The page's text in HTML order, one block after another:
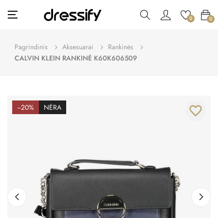
Toggle
navigation
☰ 0 0
Pagrindinis Aksesuarai
Rankinės
CALVIN KLEIN RANKINĖ K60K606509
−20% NĖRA favorite_border